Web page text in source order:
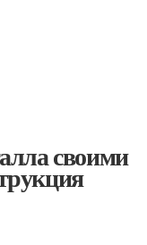
своими